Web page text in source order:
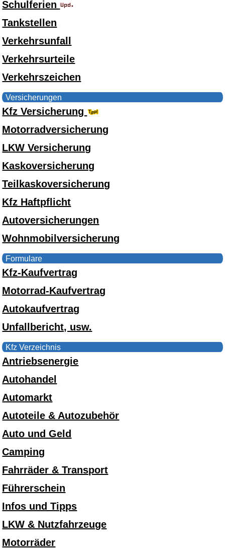
Schulferien
Tankstellen
Verkehrsunfall
Verkehrsurteile
Verkehrszeichen
Versicherungen
Kfz Versicherung
Motorradversicherung
LKW Versicherung
Kaskoversicherung
Teilkaskoversicherung
Kfz Haftpflicht
Autoversicherungen
Wohnmobilversicherung
Formulare
Kfz-Kaufvertrag
Motorrad-Kaufvertrag
Autokaufvertrag
Unfallbericht, usw.
Kfz Verzeichnis
Antriebsenergie
Autohandel
Automarkt
Autoteile & Autozubehör
Auto und Geld
Camping
Fahrräder & Transport
Führerschein
Infos und Tipps
LKW & Nutzfahrzeuge
Motorräder